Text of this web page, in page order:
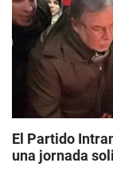
El Partido
una jornada